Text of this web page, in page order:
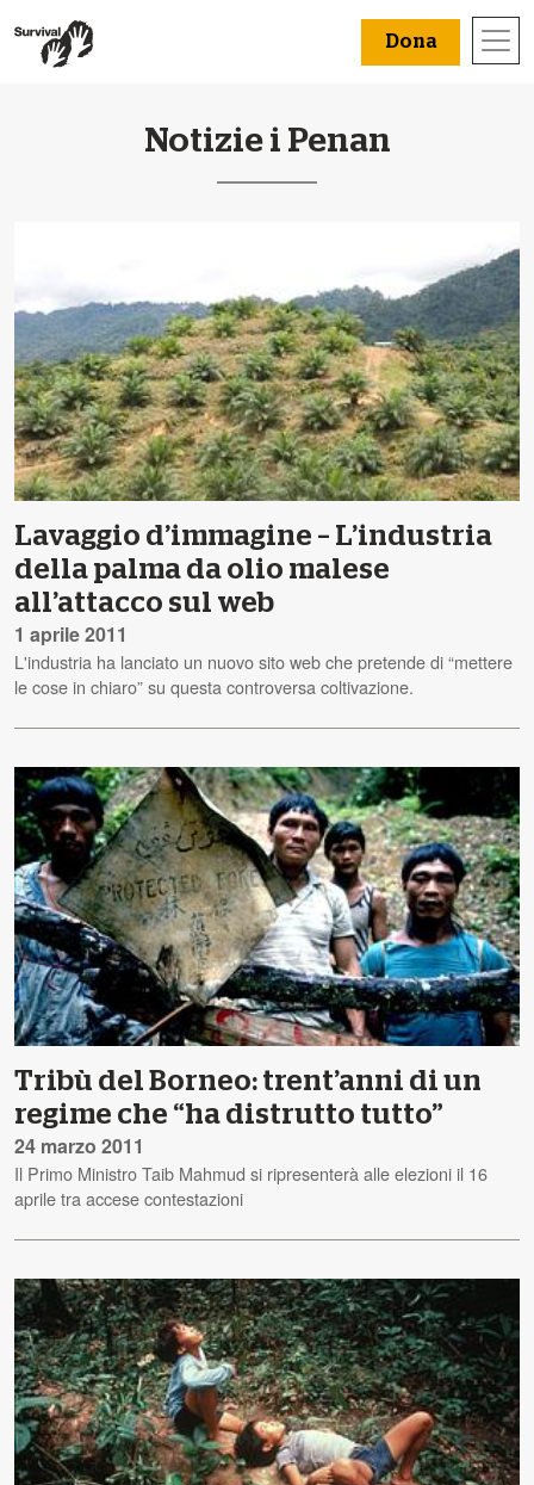
Dona
Notizie i Penan
Lavaggio d’immagine – L’industria
della palma da olio malese
all’attacco sul web
1 aprile 2011
L'industria ha lanciato un nuovo sito web che pretende di “mettere
le cose in chiaro” su questa controversa coltivazione.
Tribù del Borneo: trent’anni di un
regime che “ha distrutto tutto”
24 marzo 2011
Il Primo Ministro Taib Mahmud si ripresenterà alle elezioni il 16
aprile tra accese contestazioni